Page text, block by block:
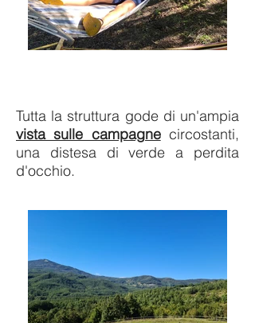
Tutta la struttura gode di un'ampia
vista sulle campagnecircostanti,
una distesa di verde a perdita
d'occhio.